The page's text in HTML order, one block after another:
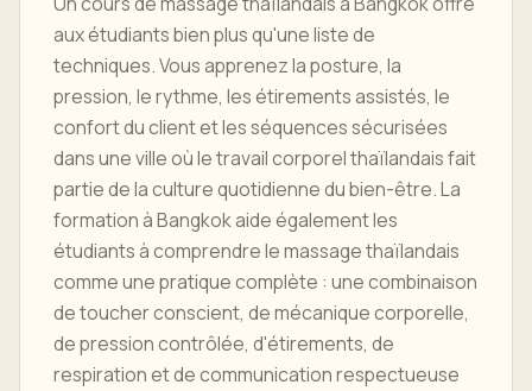
aux étudiants bien plus qu'une liste de
techniques. Vous apprenez la posture, la
pression, le rythme, les étirements assistés, le
confort du client et les séquences sécurisées
dans une ville où le travail corporel thaïlandais fait
partie de la culture quotidienne du bien-être. La
formation à Bangkok aide également les
étudiants à comprendre le massage thaïlandais
comme une pratique complète : une combinaison
de toucher conscient, de mécanique corporelle,
de pression contrôlée, d'étirements, de
respiration et de communication respectueuse